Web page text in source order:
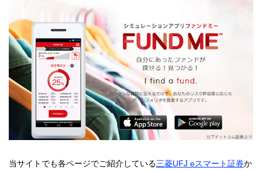
当サイトでも各ページでご紹介している三菱UFJ eスマート証券か